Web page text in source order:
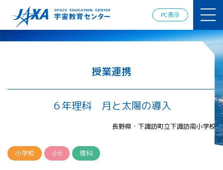
PC表示
ミー
ロスペース
情報の発
信
宇宙を活用
した教育実
践例
体験的学
習機会の
授業連携
６年理科 月と太陽の導入
長野県・下諏訪町立下諏訪南小学校
小学校 小6 理科